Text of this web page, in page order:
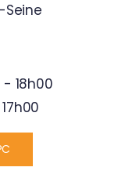
Seine
18h00